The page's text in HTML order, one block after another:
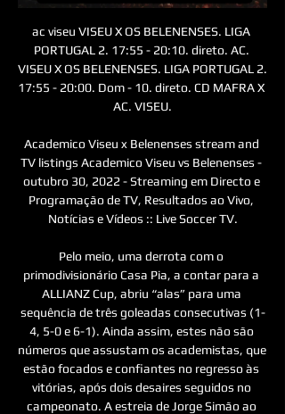
ac viseu VISEU X OS BELENENSES. LIGA
PORTUGAL 2. 17:55 - 20:10. direto. AC.
VISEU X OS BELENENSES. LIGA PORTUGAL 2.
17:55 - 20:00. Dom - 10. direto. CD MAFRA X
AC. VISEU.
Academico Viseu x Belenenses stream and
TV listings Academico Viseu vs Belenenses -
outubro 30, 2022 - Streaming em Directo e
Programação de TV, Resultados ao Vivo,
Notícias e Vídeos :: Live Soccer TV.
Pelo meio, uma derrota com o
primodivisionário Casa Pia, a contar para a
ALLIANZ Cup, abriu “alas” para uma
sequência de três goleadas consecutivas (1-
4, 5-0 e 6-1). Ainda assim, estes não são
números que assustam os academistas, que
estão focados e confiantes no regresso às
vitórias, após dois desaires seguidos no
campeonato. A estreia de Jorge Simão ao